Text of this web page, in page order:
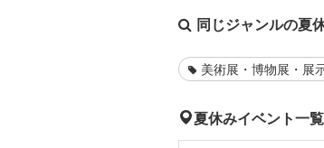
同じジャンルの夏
美術展・博物展・展
夏休みイベント一